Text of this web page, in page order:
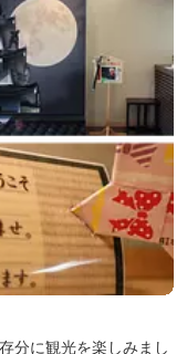
分に観光を楽しみまし